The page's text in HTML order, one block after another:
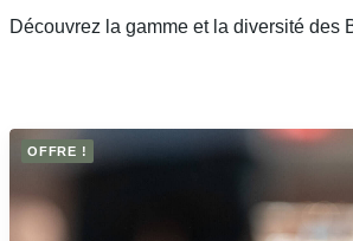
Découvrez la gamme et la diversité des
OFFRE !